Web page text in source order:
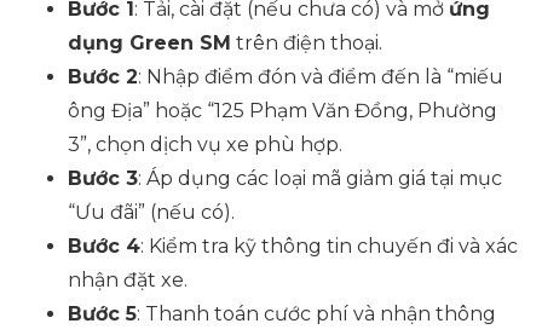
Bước 1: Tải, cài đặt (nếu chưa có) và mở ứng
dụng Green SM trên điện thoại.
Bước 2: Nhập điểm đón và điểm đến là “miếu
ông Địa” hoặc “125 Phạm Văn Đồng, Phường
3”, chọn dịch vụ xe phù hợp.
Bước 3: Áp dụng các loại mã giảm giá tại mục
“Ưu đãi” (nếu có).
Bước 4: Kiểm tra kỹ thông tin chuyến đi và xác
nhận đặt xe.
Bước 5: Thanh toán cước phí và nhận thông